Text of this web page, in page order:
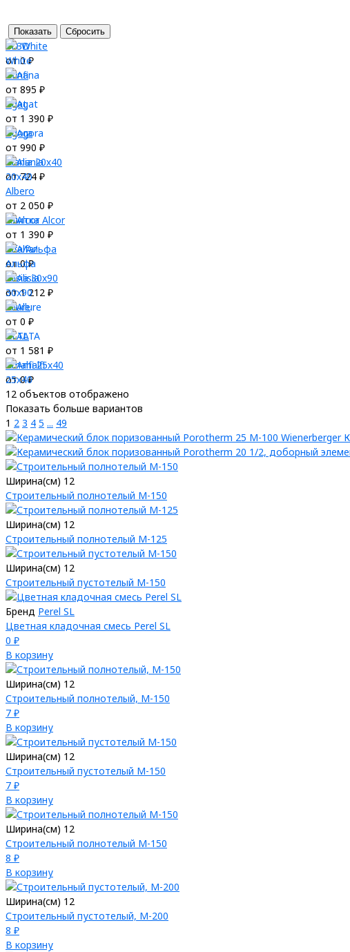
3D White
от 0 ₽
Afina
от 895 ₽
Agat
от 1 390 ₽
Agora
от 990 ₽
Alania 20х40
от 724 ₽
Albero
от 2 050 ₽
Плитка Alcor
от 1 390 ₽
Alfa/Альфа
от 0 ₽
Alisia 30x90
от 1 212 ₽
Allure
от 0 ₽
ALTA
от 1 581 ₽
Amalfi 25х40
от 0 ₽
12 объектов отображено
Показать больше вариантов
1 2 3 4 5 ... 49
Ширина(см) 12
Строительный полнотелый М-150
Ширина(см) 12
Строительный полнотелый М-125
Ширина(см) 12
Строительный пустотелый М-150
Бренд Perel SL
Цветная кладочная смесь Perel SL
0 ₽
В корзину
Ширина(см) 12
Строительный полнотелый, М-150
7 ₽
В корзину
Ширина(см) 12
Строительный пустотелый М-150
7 ₽
В корзину
Ширина(см) 12
Строительный полнотелый М-150
8 ₽
В корзину
Ширина(см) 12
Строительный пустотелый, М-200
8 ₽
В корзину